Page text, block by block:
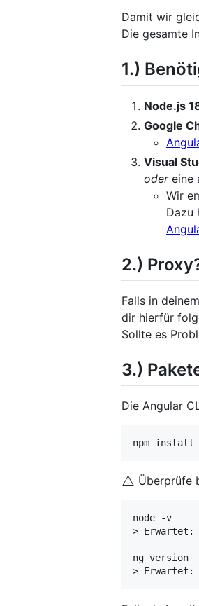
Damit wir
Die gesamte
1.)
Node.js
Google
Visual
odereine
Wir
Dazu
2.)
Falls in
dir hierfür
Sollte es
3.)
Die Angular
npm install
⚠️ Überprüfe
node -v
> Erwartet:
ng version